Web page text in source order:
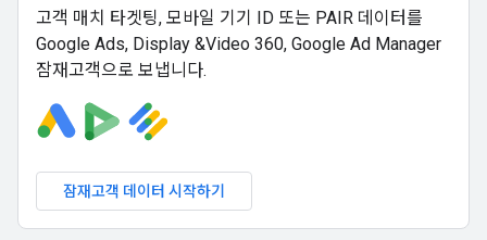
고객 매치 타겟팅, 모바일 기기 ID 또는 PAIR 데이터를
Google Ads, Display &Video 360, Google Ad Manager
잠재고객으로 보냅니다.
잠재고객 데이터 시작하기